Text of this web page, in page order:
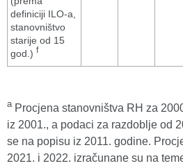
definiciji ILO-a,
stanovništvo
starije od 15
god.) f
aProcjena stanovništva RH za
iz 2001., a podaci za razdoblje od
se na popisu iz 2011. godine.
2021. i 2022. izračunane su na